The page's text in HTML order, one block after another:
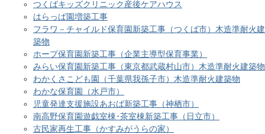
つくばキッズクリニック産後ケアハウス
はらっぱ園増築工事
フラワ－チャイルド保育園新築工事（つくば市）木造準耐火建
築物
ホープ保育園新築工事（企業主導型保育事業）
みらい保育園新築工事（東京都武蔵村山市）木造準耐火建築物
わかくさこども園（千葉県我孫子市）木造準耐火建築物
わかな保育園（水戸市）
児童発達支援施設あおば新築工事（神栖市）
南高野保育園遊戯室棟･茶室棟新築工事（日立市）
古民家再生工事（かすみがうらの家）